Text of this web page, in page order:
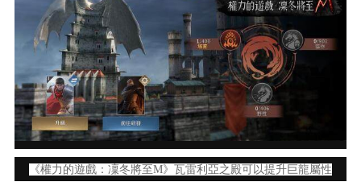
《權力的遊戲：凜冬將至M》瓦雷利亞之殿可以提升巨龍屬性